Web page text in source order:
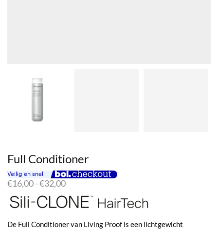
Full Conditioner
€16,00-€32,00Prijsklasse:
€16,00
tot
De Full Conditioner van Living Proof is een lichtgewicht